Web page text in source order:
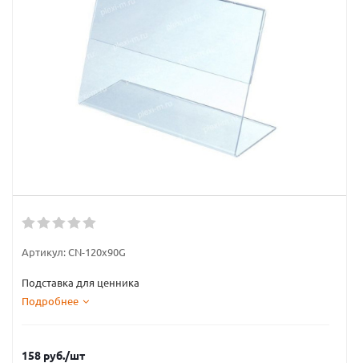
Артикул:CN-120x90G
Подставка для ценника
Подробнее
158 руб./шт